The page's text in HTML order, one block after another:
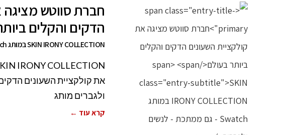
חברת סווטש
הדקים והקלים
SKIN IRONY COLLECTION במותג Swatch - גם ממתכת - לנשים ולגברים
את קולקציית השעונים
ולגברים מותג
קרא עוד ←